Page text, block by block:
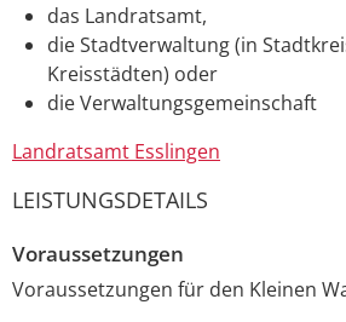
das Landratsamt,
die Stadtverwaltung (in
Kreisstädten) oder
die Verwaltungsgemeinschaft
Landratsamt Esslingen
LEISTUNGSDETAILS
Voraussetzungen
Voraussetzungen für den Kleinen